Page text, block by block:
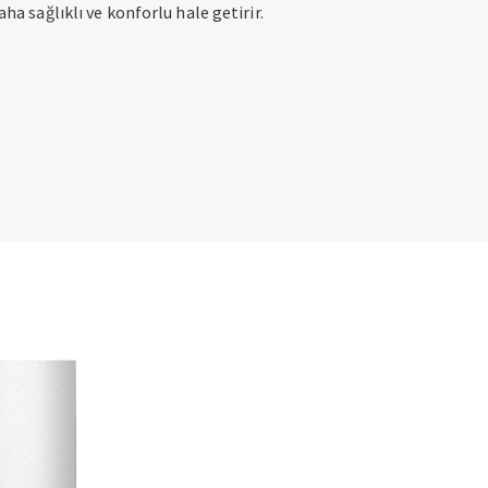
sağlıklı ve konforlu hale getirir.